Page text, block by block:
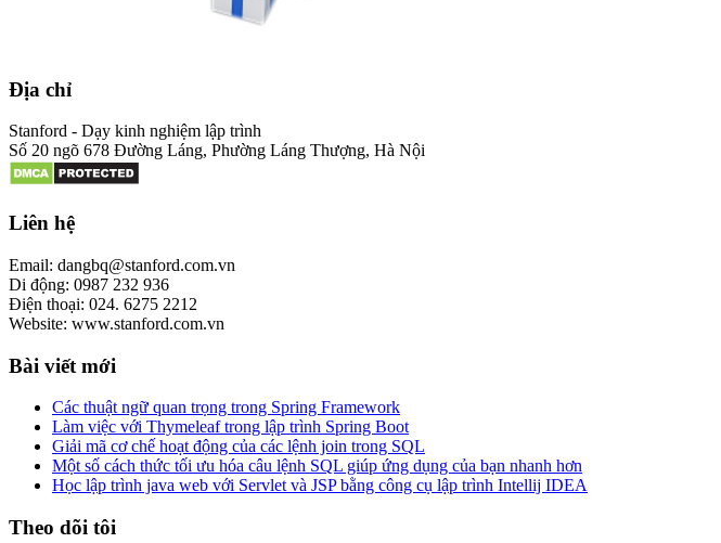
Địa chỉ
Stanford - Dạy kinh nghiệm lập trình
Số 20 ngõ 678 Đường Láng, Phường Láng Thượng, Hà Nội
Liên hệ
Email: dangbq@stanford.com.vn
Di động: 0987 232 936
Điện thoại: 024. 6275 2212
Website: www.stanford.com.vn
Bài viết mới
Các thuật ngữ quan trọng trong Spring Framework
Làm việc với Thymeleaf trong lập trình Spring Boot
Giải mã cơ chế hoạt động của các lệnh join trong SQL
Một số cách thức tối ưu hóa câu lệnh SQL giúp ứng dụng của bạn nhanh hơn
Học lập trình java web với Servlet và JSP bằng công cụ lập trình Intellij IDEA
Theo dõi tôi